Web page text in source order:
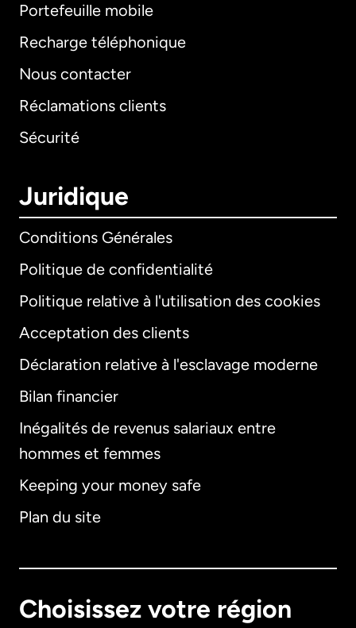
Portefeuille mobile
Recharge téléphonique
Nous contacter
Réclamations clients
Sécurité
Juridique
Conditions Générales
Politique de confidentialité
Politique relative à l'utilisation des cookies
Acceptation des clients
Déclaration relative à l'esclavage moderne
Bilan financier
Inégalités de revenus salariaux entre
hommes et femmes
Keeping your money safe
Plan du site
Choisissez votre région
International
Allemagne